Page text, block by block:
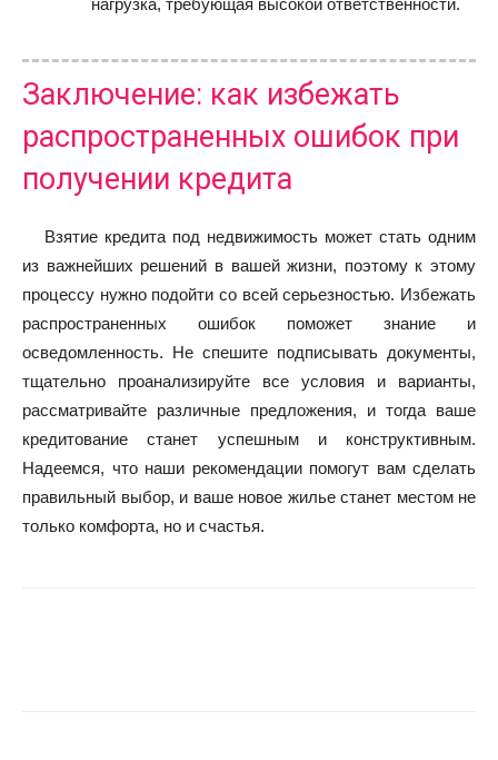
нагрузка, требующая высокой ответственности.
Заключение: как избежать
распространенных ошибок при
получении кредита
Взятие кредита под недвижимость может стать одним
из важнейших решений в вашей жизни, поэтому к этому
процессу нужно подойти со всей серьезностью. Избежать
распространенных ошибок поможет знание и
осведомленность. Не спешите подписывать документы,
тщательно проанализируйте все условия и варианты,
рассматривайте различные предложения, и тогда ваше
кредитование станет успешным и конструктивным.
Надеемся, что наши рекомендации помогут вам сделать
правильный выбор, и ваше новое жилье станет местом не
только комфорта, но и счастья.